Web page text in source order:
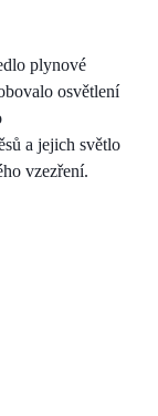
plynové
osvětlení
a jejich světlo
vzezření.